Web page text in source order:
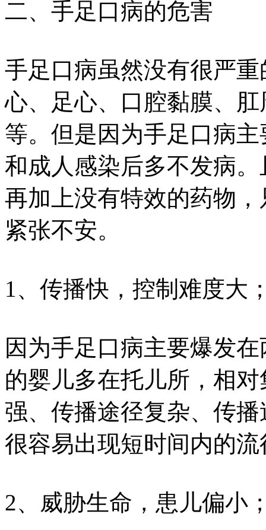
二、手足口病的危害
手足口病虽然没有很严
心、足心、口腔黏膜、
等。但是因为手足口病
和成人感染后多不发病
再加上没有特效的药物
紧张不安。
1、传播快，控制难度大
因为手足口病主要爆发
的婴儿多在托儿所，相
强、传播途径复杂、传
很容易出现短时间内的
2、威胁生命，患儿偏小